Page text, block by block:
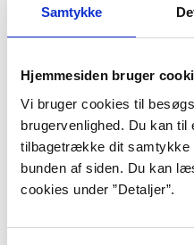
Samtykke
Hjemmesiden bruger
Vi bruger cookies til
brugervenlighed. Du kan
tilbagetrække dit samtykke
bunden af siden. Du kan
cookies under ”Detaljer”.
”Som at
tøjet, lade det
lade grotesken
lade
kroppen som
tåge af